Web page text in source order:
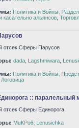
Политика и Войны
касательно альянсов
отсек Сферы Парусов
dada Lagshmiwara
Политика и Войны
Логовица
:: паралельный
отсек Сферы Единорога
MuKPo6 Lenusichka